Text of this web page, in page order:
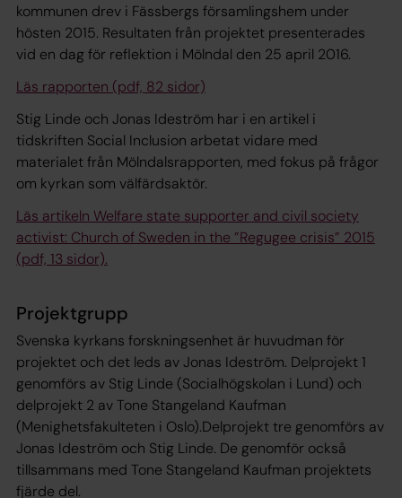
kommunen drev i Fässbergs församlingshem under
hösten 2015. Resultaten från projektet presenterades
vid en dag för reflektion i Mölndal den 25 april 2016.
Läs rapporten (pdf, 82 sidor)
Stig Linde och Jonas Ideström har i en artikel i
tidskriften Social Inclusion arbetat vidare med
materialet från Mölndalsrapporten, med fokus på frågor
om kyrkan som välfärdsaktör.
Läs artikeln Welfare state supporter and civil society
activist: Church of Sweden in the ”Regugee crisis” 2015
(pdf, 13 sidor).
Projektgrupp
Svenska kyrkans forskningsenhet är huvudman för
projektet och det leds av Jonas Ideström. Delprojekt 1
genomförs av Stig Linde (Socialhögskolan i Lund) och
delprojekt 2 av Tone Stangeland Kaufman
(Menighetsfakulteten i Oslo).Delprojekt tre genomförs av
Jonas Ideström och Stig Linde. De genomför också
tillsammans med Tone Stangeland Kaufman projektets
fjärde del.